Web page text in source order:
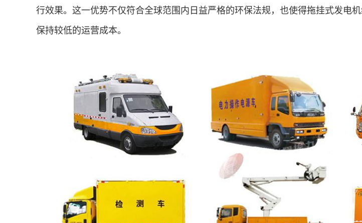
行效果。这一优势不仅符合全球范围内日益严格的环保法规，也使得拖挂式发电
保持较低的运营成本。